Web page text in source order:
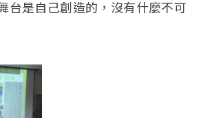
台是自己創造的，沒有什麼不可